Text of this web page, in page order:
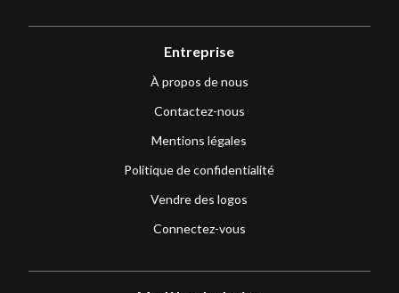
Entreprise
À propos de nous
Contactez-nous
Mentions légales
Politique de confidentialité
Vendre des logos
Connectez-vous